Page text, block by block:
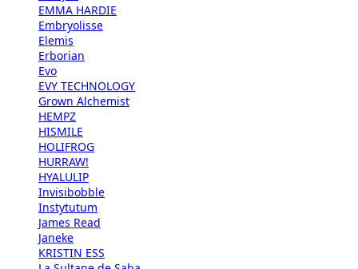
EMMA HARDIE
Embryolisse
Elemis
Erborian
Evo
EVY TECHNOLOGY
Grown Alchemist
HEMPZ
HISMILE
HOLIFROG
HURRAW!
HYALULIP
Invisibobble
Instytutum
James Read
Janeke
KRISTIN ESS